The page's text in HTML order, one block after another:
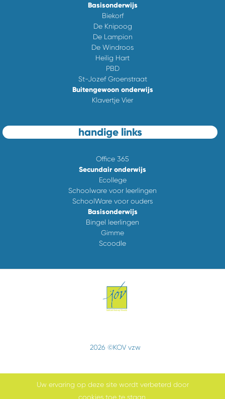
Basisonderwijs
Biekorf
De Knipoog
De Lampion
De Windroos
Heilig Hart
PBD
St-Jozef Groenstraat
Buitengewoon onderwijs
Klavertje Vier
handige links
Office 365
Secundair onderwijs
Ecollege
Schoolware voor leerlingen
SchoolWare voor ouders
Basisonderwijs
Bingel leerlingen
Gimme
Scoodle
2026 ©KOV vzw
Uw ervaring op deze site wordt verbeterd door
cookies toe te staan.